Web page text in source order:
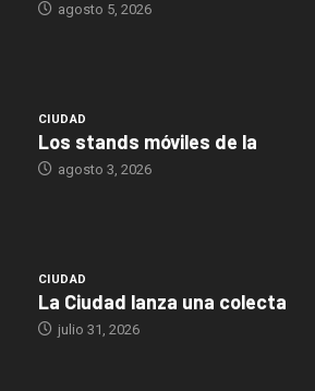
agosto 5, 2026
CIUDAD
Los stands móviles de la
agosto 3, 2026
CIUDAD
La Ciudad lanza una colecta
julio 31, 2026